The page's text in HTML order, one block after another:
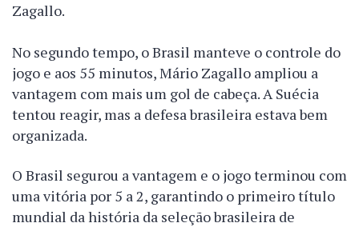
Zagallo.
No segundo tempo, o Brasil manteve o controle do
jogo e aos 55 minutos, Mário Zagallo ampliou a
vantagem com mais um gol de cabeça. A Suécia
tentou reagir, mas a defesa brasileira estava bem
organizada.
O Brasil segurou a vantagem e o jogo terminou com
uma vitória por 5 a 2, garantindo o primeiro título
mundial da história da seleção brasileira de